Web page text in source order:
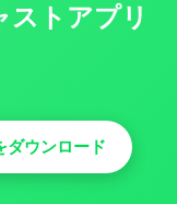
ストアプリ
ウンロード